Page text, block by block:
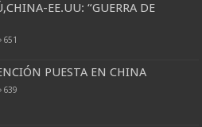
EE.UU: “GUERRA DE
651
PUESTA EN CHINA
639